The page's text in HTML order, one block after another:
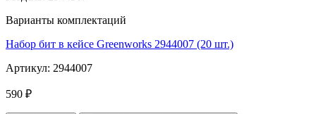
Варианты комплектаций
Набор бит в кейсе Greenworks 2944007 (20 шт.)
Артикул: 2944007
590 ₽